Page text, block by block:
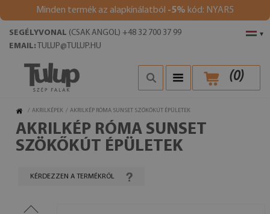
Minden termék az alapkínálatból -5% kód: NYAR5
▾
SEGÉLYVONAL (CSAK ANGOL) +48 32 700 37 99
EMAIL: TULUP@TULUP.HU
(0)
/ AKRILKÉPEK / AKRILKÉP RÓMA SUNSET SZÖKŐKÚT ÉPÜLETEK
AKRILKÉP RÓMA SUNSET
SZÖKŐKÚT ÉPÜLETEK
KÉRDEZZEN A TERMÉKRŐL